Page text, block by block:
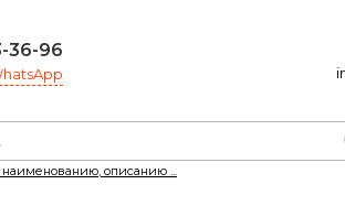
36-96
наименованию, описанию ...